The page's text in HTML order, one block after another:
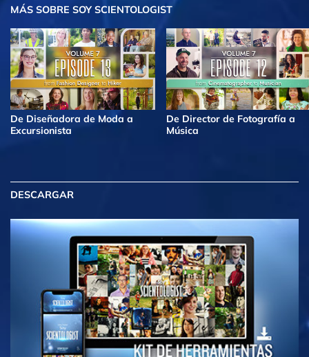
MÁS SOBRE SOY SCIENTOLOGIST
De Diseñadora de Moda a
Excursionista
De Director de Fotografía a
Música
DESCARGAR